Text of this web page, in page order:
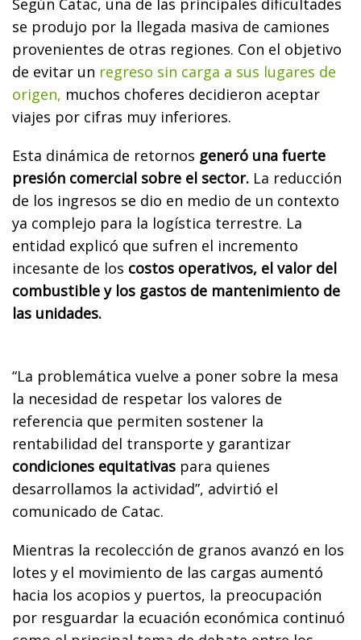
Según Catac, una de las principales dificultades
se produjo por la llegada masiva de camiones
provenientes de otras regiones. Con el objetivo
de evitar un regreso sin carga a sus lugares de
origen, muchos choferes decidieron aceptar
viajes por cifras muy inferiores.
Esta dinámica de retornos generó una fuerte
presión comercial sobre el sector. La reducción
de los ingresos se dio en medio de un contexto
ya complejo para la logística terrestre. La
entidad explicó que sufren el incremento
incesante de los costos operativos, el valor del
combustible y los gastos de mantenimiento de
las unidades.
“La problemática vuelve a poner sobre la mesa
la necesidad de respetar los valores de
referencia que permiten sostener la
rentabilidad del transporte y garantizar
condiciones equitativas para quienes
desarrollamos la actividad”, advirtió el
comunicado de Catac.
Mientras la recolección de granos avanzó en los
lotes y el movimiento de las cargas aumentó
hacia los acopios y puertos, la preocupación
por resguardar la ecuación económica continuó